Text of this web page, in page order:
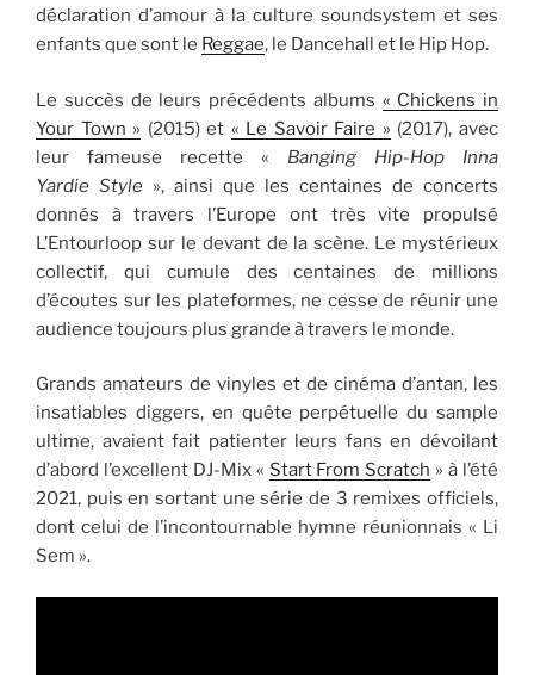
déclaration d’amour à la culture soundsystem et ses
enfants que sont le Reggae, le Dancehall et le Hip Hop.
Le succès de leurs précédents albums « Chickens in
Your Town » (2015) et « Le Savoir Faire » (2017), avec
leur fameuse recette « Banging Hip-Hop Inna
Yardie Style », ainsi que les centaines de concerts
donnés à travers l’Europe ont très vite propulsé
L’Entourloop sur le devant de la scène. Le mystérieux
collectif, qui cumule des centaines de millions
d’écoutes sur les plateformes, ne cesse de réunir une
audience toujours plus grande à travers le monde.
Grands amateurs de vinyles et de cinéma d’antan, les
insatiables diggers, en quête perpétuelle du sample
ultime, avaient fait patienter leurs fans en dévoilant
d’abord l’excellent DJ-Mix « Start From Scratch » à l’été
2021, puis en sortant une série de 3 remixes officiels,
dont celui de l’incontournable hymne réunionnais « Li
Sem ».